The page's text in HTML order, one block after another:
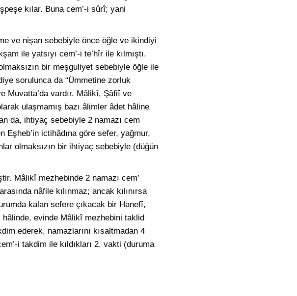
kılar. Buna cem’-i sûrî; yani
ve nişan sebebiyle önce öğle ve ikindiyi
ile yatsıyı cem’-i te’hîr ile kılmıştı.
bir meşguliyet sebebiyle öğle ile
sorulunca da “Ümmetine zorluk
Muvatta’da vardır. Mâlikî, Şâfiî ve
ulaşmamış bazı âlimler âdet hâline
da, ihtiyaç sebebiyle 2 namazı cem
ictihâdına göre sefer, yağmur,
olmaksızın bir ihtiyaç sebebiyle (düğün
Mâlikî mezhebinde 2 namazı cem’
nâfile kılınmaz; ancak kılınırsa
kalan sefere çıkacak bir Hanefî,
evinde Mâlikî mezhebini taklid
ederek, namazlarını kısaltmadan 4
i takdim ile kıldıkları 2. vakti (duruma